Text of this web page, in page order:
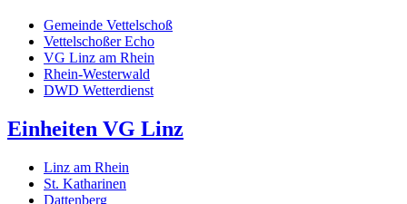
Gemeinde Vettelschoß
Vettelschoßer Echo
VG Linz am Rhein
Rhein-Westerwald
DWD Wetterdienst
Einheiten VG Linz
Linz am Rhein
St. Katharinen
Dattenberg